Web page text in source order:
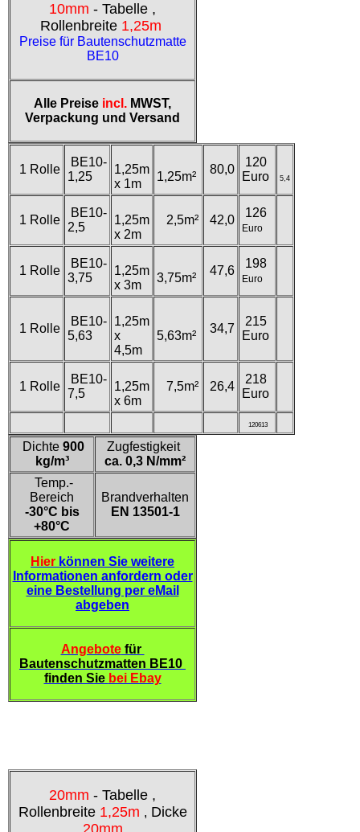
10mm - Tabelle ,
Rollenbreite 1,25m
Preise für Bautenschutzmatte
BE10
Alle Preise incl. MWST,
Verpackung und Versand
1 Rolle
BE10-
1,25
1,25m
x 1m
1,25m²
80,0
120
Euro
5,4
1 Rolle
BE10-
2,5
1,25m
x 2m
2,5m² 42,0
126
Euro
1 Rolle
BE10-
3,75
1,25m
x 3m
3,75m²
47,6
198
Euro
1 Rolle
BE10-
5,63
1,25m
x
4,5m
5,63m²
34,7
215
Euro
1 Rolle
BE10-
7,5
1,25m
x 6m
7,5m² 26,4
218
Euro
120613
Dichte 900
kg/m³
Zugfestigkeit
ca. 0,3 N/mm²
Temp.-
Bereich
-30°C bis
+80°C
Brandverhalten
EN 13501-1
Hier können Sie weitere
Informationen anfordern oder
eine Bestellung per eMail
abgeben
Angebotefür
Bautenschutzmatten BE10
finden Sie bei Ebay
20mm - Tabelle ,
Rollenbreite 1,25m , Dicke
20mm